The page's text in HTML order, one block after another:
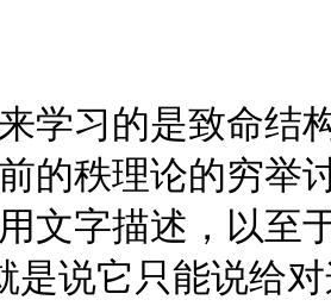
学习的是致命结
的秩理论的穷举
文字描述，以至
是说它只能说给